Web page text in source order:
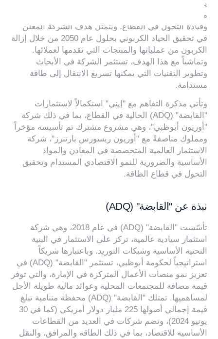
متكاملة تسعى إلى لعب دور رئيسي في ضمان أمن الطاقة
وقيادة التحول في القطاع. ويتمثل هدف الشركة المعلن
في تحقيق الحياد الكربوني بحلول عام 2050 من خلال إزالة
الكربون من عملياتها والمنتجات التي تقدمها لعملائها.
وتماشياً مع هذا الهدف، تستثمر الشركة في الأبحاث
وتطوير التقنيات التي يمكنها تسريع الانتقال إلى طاقة
مستدامة.
وتأتي مذكرة التفاهم مع "إيني" استكمالاً لاستثمارات
"القابضة" (ADQ) الحالية في القطاع، بما في ذلك شركة
"أوريون أبوظبي"، وهي مشروع مشترك تم تأسيسه مؤخراً
ومملوك مناصفةً مع "أوريون ريسورس بارتنرز"، شركة
الاستثمار العالمية المتخصصة في المعادن والمواد
الأساسية والضرورية للنمو الاقتصادي المستدام وتحقيق
التحول في قطاع الطاقة.
نبذة عن "القابضة" (ADQ)
تأسّست "القابضة" (ADQ) في عام 2018، وهي شركة
استثمار سيادية عالمية، تركز على الاستثمار في البنية
التحتية الأساسية وشبكات التوريد. وباعتبارها شريكاً
استراتيجياً لحكومة أبوظبي، تستثمر "القابضة" (ADQ) في
تعزيز نمو منصات الأعمال المتركزة في الإمارة، والتي توفر
قيمة مضافة للمجتمعات المحلية وعوائد مالية طويلة الأجل
لمساهميها. تمتلك "القابضة" (ADQ) محفظة متنامية تبلغ
قيمة إجمالي أصولها 225 مليار دولار أمريكي (كما في 30
يونيو 2024)، وتضم شركات في العديد من القطاعات
الأساسية للاقتصاد، بما في ذلك الطاقة والمرافق، والنقل